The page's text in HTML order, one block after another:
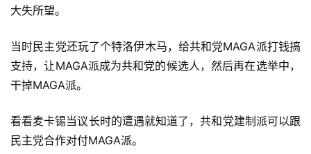
大失所望。
当时民主党还玩了个特洛伊木马，给共和党MAGA派打钱搞
支持，让MAGA派成为共和党的候选人，然后再在选举中，
干掉MAGA派。
看看麦卡锡当议长时的遭遇就知道了，共和党建制派可以跟
民主党合作对付MAGA派。